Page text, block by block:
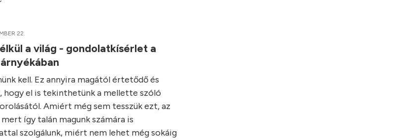
22.
a világ - gondolatkísérlet a
kell. Ez annyira magától értetődő és
hogy el is tekinthetünk a mellette szóló
Amiért még sem tesszük ezt, az
így talán magunk számára is
szolgálunk, miért nem lehet még sokáig